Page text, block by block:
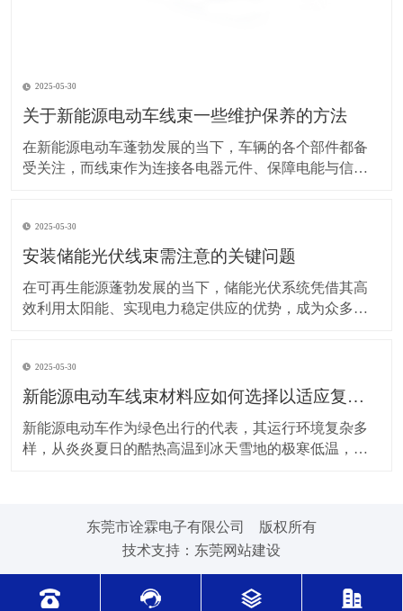
2025-05-30
关于新能源电动车线束一些维护保养的方法
在新能源电动车蓬勃发展的当下，车辆的各个部件都备
受关注，而线束作为连接各电器元件、保障电能与信号
让车辆运行更稳定、安全，还能延长其使用寿命。 日常
驾驶习惯对线束的影响不容小觑。平稳驾驶是维护线束
2025-05-30
安装储能光伏线束需注意的关键问题
在可再生能源蓬勃发展的当下，储能光伏系统凭借其高
效利用太阳能、实现电力稳定供应的优势，成为众多领
安全。因此，在安装储能光伏线束时，有许多问题需要
格外留意。 安装前的准备工作至关重要。在开始安装前
2025-05-30
新能源电动车线束材料应如何选择以适应复杂的环境温度范围？
新能源电动车作为绿色出行的代表，其运行环境复杂多
样，从炎炎夏日的酷热高温到冰天雪地的极寒低温，车
环境下，新能源电动车的电池、电机等部件工作时会散
东莞市诠霖电子有限公司 版权所有
技术支持： 东莞网站建设